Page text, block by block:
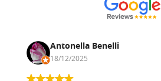
Antonella Benelli
18/12/2025